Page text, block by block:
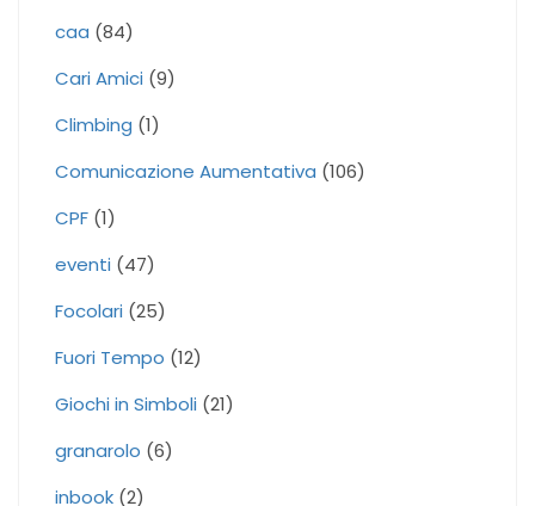
caa (84)
Cari Amici (9)
Climbing (1)
Comunicazione Aumentativa (106)
CPF (1)
eventi (47)
Focolari (25)
Fuori Tempo (12)
Giochi in Simboli (21)
granarolo (6)
inbook (2)